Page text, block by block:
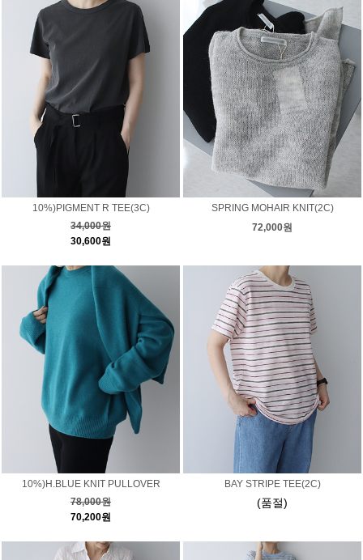
10%)PIGMENT R TEE(3C)
34,000원
30,600원
SPRING MOHAIR KNIT(2C)
72,000원
10%)H.BLUE KNIT PULLOVER
78,000원
70,200원
BAY STRIPE TEE(2C)
(품절)